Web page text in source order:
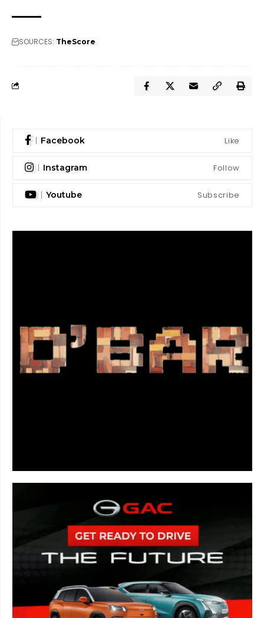
SOURCES: TheScore
Facebook Like
Instagram Follow
Youtube Subscribe